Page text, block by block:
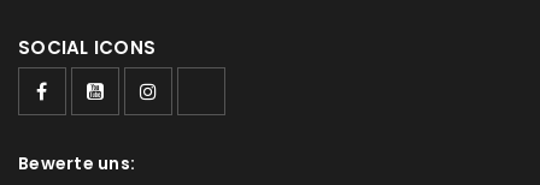
E-Mail-Adresse
deine E-Mail-Adresse gesendet.
SOCIAL ICONS
Bewerte uns: